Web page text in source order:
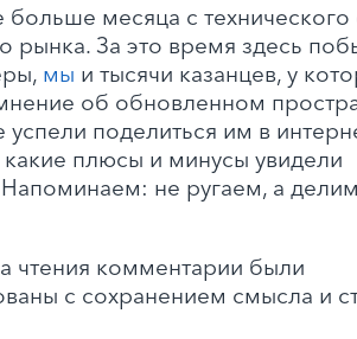
месяца с технического
рынка. За это время здесь
мы и тысячи казанцев, у
об обновленном
поделиться им в
плюсы и минусы увидели
Напоминаем: не ругаем, а
чтения комментарии были
с сохранением смысла и